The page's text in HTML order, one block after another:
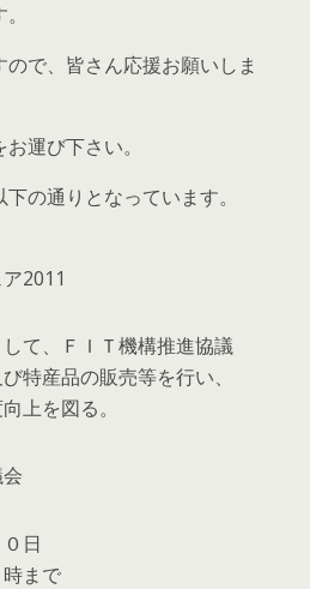
で、皆さん応援お願いしま
運び下さい。
の通りとなっています。
2011
て、ＦＩＴ機構推進協議
特産品の販売等を行い、
上を図る。
日
まで